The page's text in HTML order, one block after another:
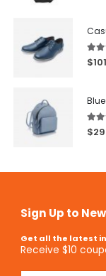
5.00
$
$
Sign Up to
Get all the latest
Receive $10